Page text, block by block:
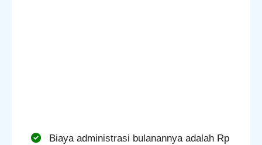
Biaya administrasi bulanannya adalah Rp